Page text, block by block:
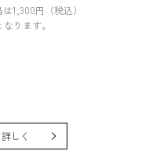
1,300円（税込）
ります。
しく